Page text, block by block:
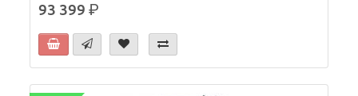
93 399р.